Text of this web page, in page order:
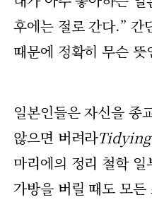
후에는 절로 간다.” 간
때문에 정확히 무슨
일본인들은 자신을 종
않으면 버려라
마리에의 정리 철학
가방을 버릴 때도 모